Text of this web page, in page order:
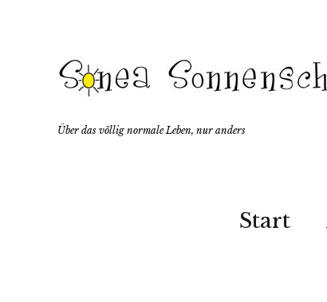
Über das völlig normale Leben, nur anders
Start